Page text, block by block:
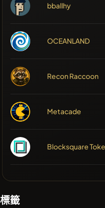
bballhy
OCEANLAND
Recon Raccoon
Metacade
Blocksquare
標籤